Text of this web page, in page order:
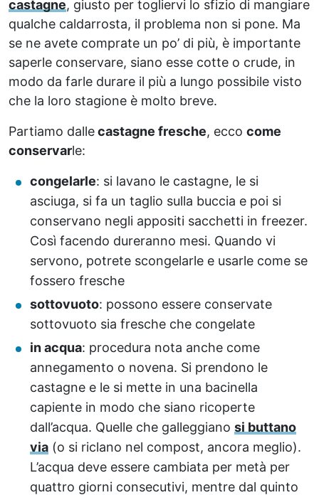
castagne, giusto per togliervi lo sfizio di mangiare
qualche caldarrosta, il problema non si pone. Ma
se ne avete comprate un po’ di più, è importante
saperle conservare, siano esse cotte o crude, in
modo da farle durare il più a lungo possibile visto
che la loro stagione è molto breve.
Partiamo dallecastagne fresche, ecco come
conservarle:
congelarle: si lavano le castagne, le si
asciuga, si fa un taglio sulla buccia e poi si
conservano negli appositi sacchetti in freezer.
Così facendo dureranno mesi. Quando vi
servono, potrete scongelarle e usarle come se
fossero fresche
sottovuoto: possono essere conservate
sottovuoto sia fresche che congelate
in acqua: procedura nota anche come
annegamento o novena. Si prendono le
castagne e le si mette in una bacinella
capiente in modo che siano ricoperte
dall’acqua. Quelle che galleggiano si buttano
via (o si riclano nel compost, ancora meglio).
L’acqua deve essere cambiata per metà per
quattro giorni consecutivi, mentre dal quinto